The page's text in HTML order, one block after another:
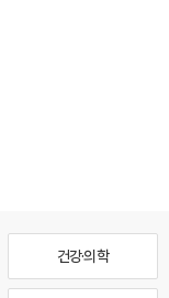
건강·의학